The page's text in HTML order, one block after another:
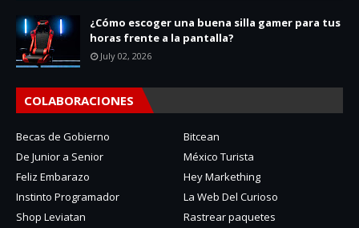
¿Cómo escoger una buena silla gamer para tus
horas frente a la pantalla?
July 02, 2026
COLABORACIONES
Becas de Gobierno
Bitcean
De Junior a Senior
México Turista
Feliz Embarazo
Hey Markething
Instinto Programador
La Web Del Curioso
Shop Leviatan
Rastrear paquetes